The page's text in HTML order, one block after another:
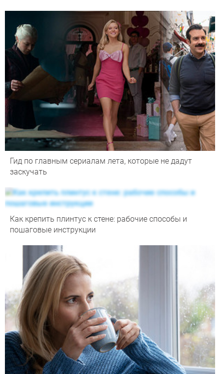
Гид по главным сериалам лета, которые не дадут
заскучать
Как крепить плинтус к стене: рабочие способы и
пошаговые инструкции